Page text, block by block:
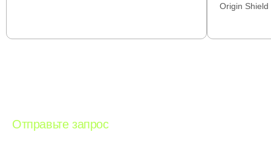
Origin Shield
Отправьте запроси мы